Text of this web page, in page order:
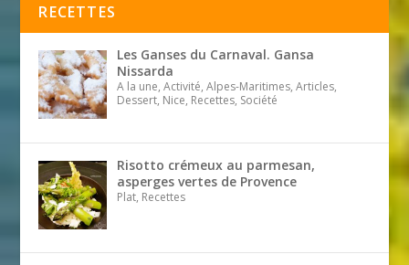
RECETTES
Les Ganses du Carnaval. Gansa
Nissarda
A la une, Activité, Alpes-Maritimes, Articles,
Dessert, Nice, Recettes, Société
Risotto crémeux au parmesan,
asperges vertes de Provence
Plat, Recettes